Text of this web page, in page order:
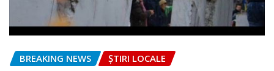
BREAKING NEWS ȘTIRI LOCALE